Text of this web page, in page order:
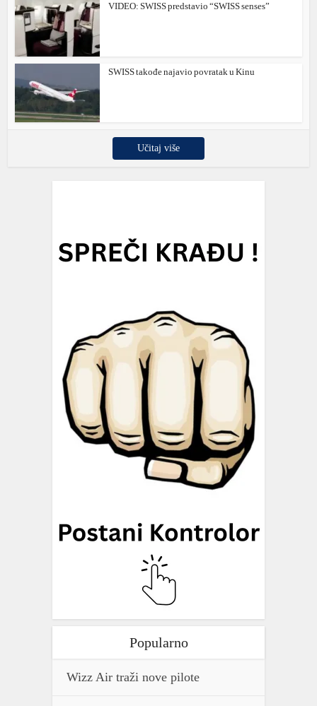
VIDEO: SWISS predstavio “SWISS senses”
SWISS takođe najavio povratak u Kinu
Učitaj više
Popularno
Wizz Air traži nove pilote